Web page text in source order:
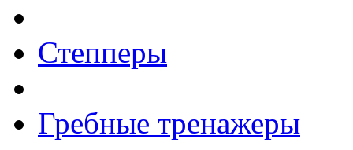
Степперы
Гребные тренажеры